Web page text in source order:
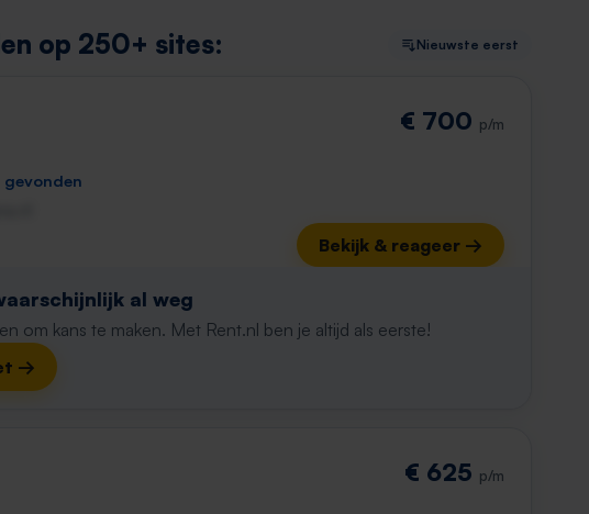
op 250+ sites: Nieuwste eerst
€ 700 p/m
Bekijk & reageer →
al weg
om kans te maken. Met Rent.nl ben je altijd als eerste!
→
€ 625 p/m